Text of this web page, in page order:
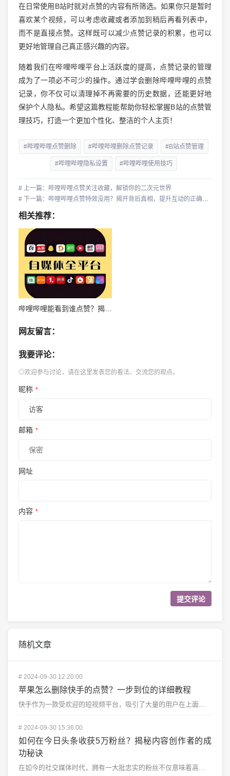
在日常使用B站时就对点赞的内容有所筛选。如果你只是暂时
喜欢某个视频，可以考虑收藏或者添加到稍后再看列表中，
而不是直接点赞。这样既可以减少点赞记录的积累，也可以
更好地管理自己真正感兴趣的内容。
随着我们在哔哩哔哩平台上活跃度的提高，点赞记录的管理
成为了一项必不可少的操作。通过学会删除哔哩哔哩的点赞
记录，你不仅可以清理掉不再需要的历史数据，还能更好地
保护个人隐私。希望这篇教程能帮助你轻松掌握B站的点赞管
理技巧，打造一个更加个性化、整洁的个人主页！
#哔哩哔哩点赞删除 #哔哩哔哩删除点赞记录 #B站点赞管理
#哔哩哔哩隐私设置 #哔哩哔哩使用技巧
# 上一篇：哔哩哔哩点赞关注收藏，解锁你的二次元世界
# 下一篇：哔哩哔哩点赞特效没用？揭开背后真相，提升互动的正确方式
相关推荐：
哔哩哔哩能看到谁点赞？揭秘互动功能的潜规则
网友留言：
我要评论：
◎欢迎参与讨论，请在这里发表您的看法、交流您的观点。
昵称 *
邮箱 *
网址
内容 *
随机文章
# 2024-09-30 12:20:00
苹果怎么删除快手的点赞？一步到位的详细教程
快手作为一款受欢迎的短视频平台，吸引了大量的用户在上面分享和观看视频。在使用快手时，大家可能会频繁点...
# 2024-09-30 15:36:00
如何在今日头条收获5万粉丝？揭秘内容创作者的成
功秘诀
在如今的社交媒体时代，拥有一大批忠实的粉丝不仅意味着高曝光率，更意味着你拥有了和粉丝产生深度互动的机...